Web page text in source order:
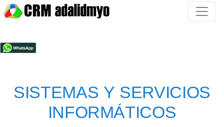
SISTEMAS Y SERVICIOS
INFORMÁTICOS